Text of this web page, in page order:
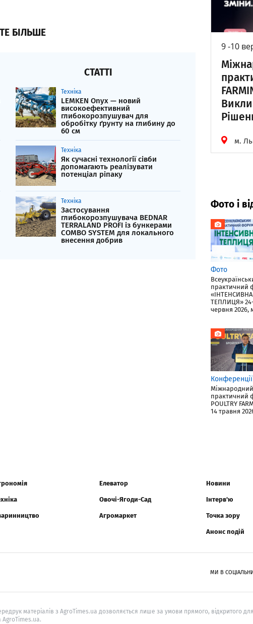
БІЛЬШЕ
СТАТТІ
Техніка
LEMKEN Onyx — новий
високоефективний
глибокорозпушувач для
обробітку ґрунту на глибину до
60 см
Техніка
Як сучасні технології сівби
допомагають реалізувати
потенціал ріпаку
Техніка
Застосування
глибокорозпушувача BEDNAR
TERRALAND PROFI із бункерами
COMBO SYSTEM для локального
внесення добрив
9 -10
м.
Фото і
Фото
практичний
«ІНТЕНСИВНА
ТЕПЛИЦЯ»
червня 2026,
Конференції
Міжнародний
практичний
POULTRY
14 травня
Елеватор
Овочі-Ягоди-Сад
Агромаркет
Новини
Інтерв'ю
Точка зору
Анонс подій
МИ В
матеріалів з AgroTimes.ua дозволяється лише за умови прямого, відкритого
AgroTimes.ua.